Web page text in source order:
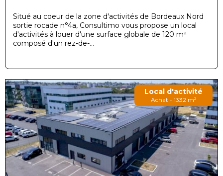
Situé au coeur de la zone d'activités de Bordeaux Nord
sortie rocade n°4a, Consultimo vous propose un local
d'activités à louer d'une surface globale de 120 m²
composé d'un rez-de-...
Local d'activité
Achat - 1332 m²